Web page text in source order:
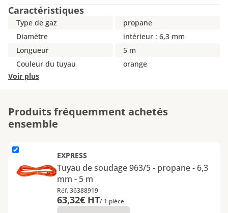
Caractéristiques
Type de gaz
propane
Diamètre
intérieur : 6,3 mm
Longueur
5 m
Couleur du tuyau
orange
Voir plus
Produits fréquemment achetés
ensemble
L'élément Tuyau de soudage 963&#x2F;5 - propane - 6,3 mm -
EXPRESS
Tuyau de soudage 963/5 - propane - 6,3
mm - 5 m
Réf. 36388919
63,32€ HT/ 1 pièce